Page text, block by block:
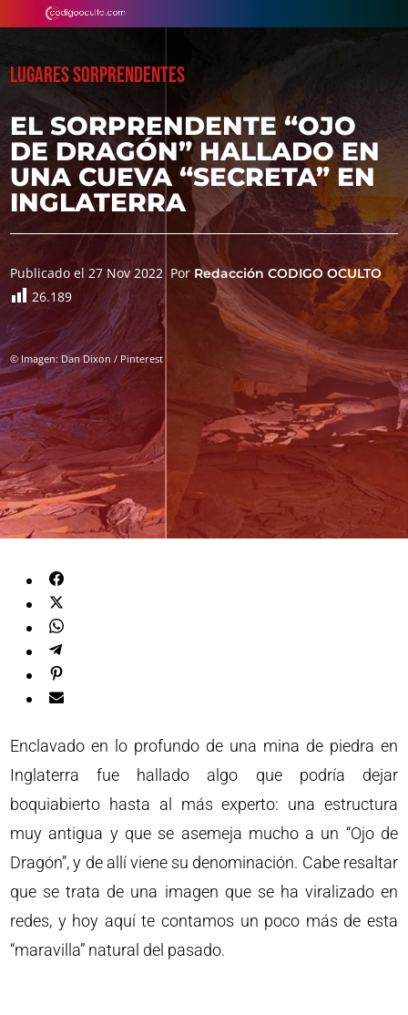
LUGARES SORPRENDENTES
EL SORPRENDENTE “OJO
DE DRAGÓN” HALLADO EN
UNA CUEVA “SECRETA” EN
INGLATERRA
Publicado el 27 Nov 2022 Por Redacción CODIGO OCULTO
26.189
© Imagen: Dan Dixon / Pinterest
Enclavado en lo profundo de una mina de piedra en
Inglaterra fue hallado algo que podría dejar
boquiabierto hasta al más experto: una estructura
muy antigua y que se asemeja mucho a un “Ojo de
Dragón”, y de allí viene su denominación. Cabe resaltar
que se trata de una imagen que se ha viralizado en
redes, y hoy aquí te contamos un poco más de esta
“maravilla” natural del pasado.